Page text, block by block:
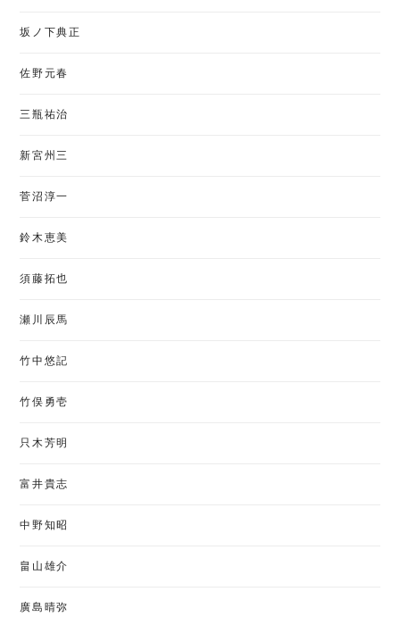
坂ノ下典正
佐野元春
三瓶祐治
新宮州三
菅沼淳一
鈴木恵美
須藤拓也
瀬川辰馬
竹中悠記
竹俣勇壱
只木芳明
富井貴志
中野知昭
畠山雄介
廣島晴弥